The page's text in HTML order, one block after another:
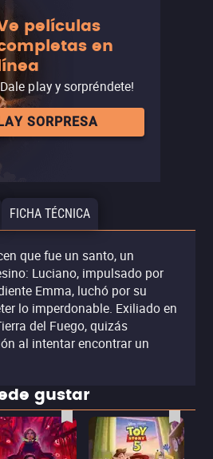
películas
en
play y sorpréndete!
SORPRESA
FICHA TÉCNICA
que fue un santo, un
Luciano, impulsado por
Emma, luchó por su
lo imperdonable. Exiliado en
del Fuego, quizás
al intentar encontrar un
gustar